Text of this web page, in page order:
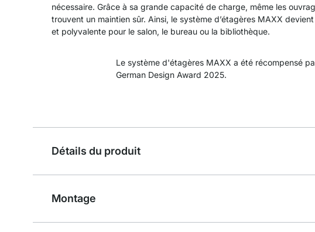
nécessaire. Grâce à sa grande capacité de charge, même les
trouvent un maintien sûr. Ainsi, le système d’étagères MAXX
et polyvalente pour le salon, le bureau ou la bibliothèque.
Le système d'étagères MAXX a été récompensé
German Design Award 2025.
Détails du produit
Montage